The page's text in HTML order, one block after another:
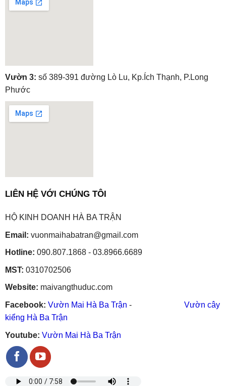
embedgooglemap.net
Vườn 3: số 389-391 đường Lò Lu, Kp.Ích Thạnh, P.Long
Phước
embedgooglemap.net
LIÊN HỆ VỚI CHÚNG TÔI
HỘ KINH DOANH HÀ BA TRẬN
Email: vuonmaihabatran@gmail.com
Hotline: 090.807.1868 - 03.8966.6689
MST: 0310702506
Website: maivangthuduc.com
Facebook: Vườn Mai Hà Ba Trận - Vườn cây
kiểng Hà Ba Trận
Youtube: Vườn Mai Hà Ba Trận